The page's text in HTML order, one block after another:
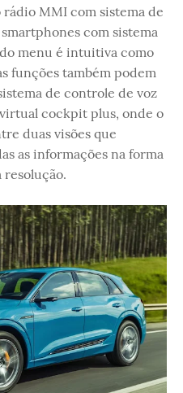
MMI com sistema de
com sistema
menu é intuitiva como
funções também podem
de controle de voz
cockpit plus, onde o
duas visões que
as informações na forma